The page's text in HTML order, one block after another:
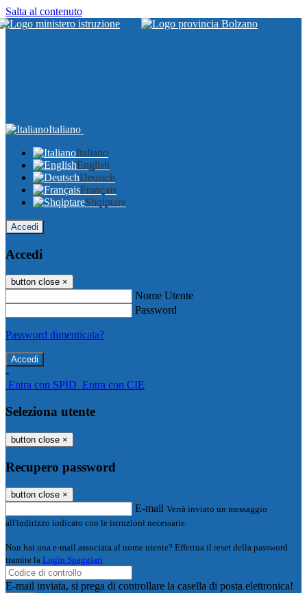
Salta al contenuto
Italiano
Italiano
English
Deutsch
Français
Shqiptare
Accedi
Accedi
button close ×
Nome Utente
Password
Password dimenticata?
-
Entra con SPID Entra con CIE
Seleziona utente
button close ×
Recupero password
button close ×
E-mail Verrà inviato un messaggio
all'indirizzo indicato con le istruzioni necessarie.
Non hai una e-mail associata al nome utente? Effettua il reset della password
tramite la Login Spaggiari
E-mail inviata, si prega di controllare la casella di posta elettronica!